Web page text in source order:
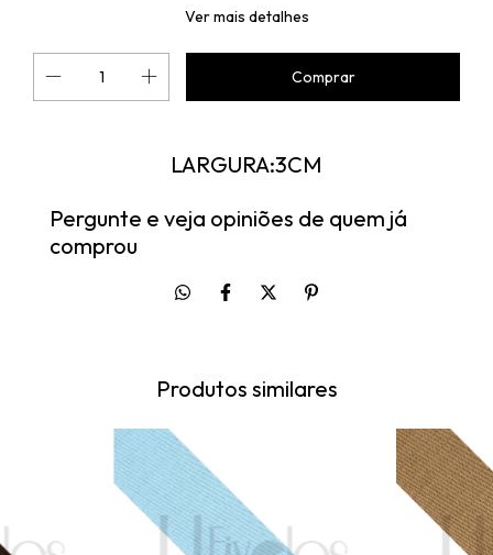
Ver mais detalhes
LARGURA:3CM
Pergunte e veja opiniões de quem já
comprou
Produtos similares